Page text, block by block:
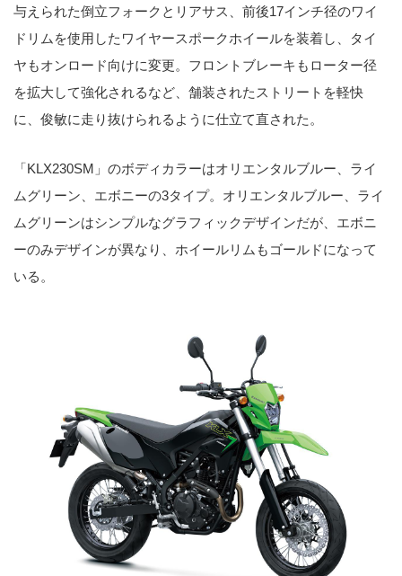
与えられた倒立フォークとリアサス、前後17インチ径のワイ
ドリムを使用したワイヤースポークホイールを装着し、タイ
ヤもオンロード向けに変更。フロントブレーキもローター径
を拡大して強化されるなど、舗装されたストリートを軽快
に、俊敏に走り抜けられるように仕立て直された。
「KLX230SM」のボディカラーはオリエンタルブルー、ライ
ムグリーン、エボニーの3タイプ。オリエンタルブルー、ライ
ムグリーンはシンプルなグラフィックデザインだが、エボニ
ーのみデザインが異なり、ホイールリムもゴールドになって
いる。